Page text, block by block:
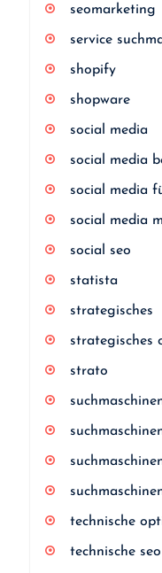
seomarketing
service
shopify
shopware
social media
social media
social media
social media
social seo
statista
strategisches
strategisches
strato
technische
technische seo